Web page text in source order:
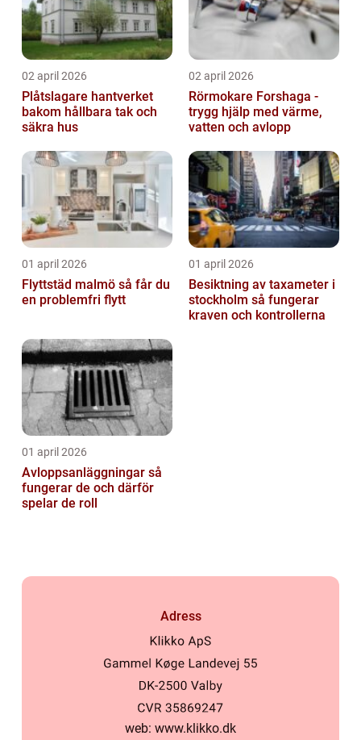
02 april 2026
Plåtslagare hantverket
bakom hållbara tak och
säkra hus
02 april 2026
Rörmokare Forshaga -
trygg hjälp med värme,
vatten och avlopp
01 april 2026
Flyttstäd malmö så får du
en problemfri flytt
01 april 2026
Besiktning av taxameter i
stockholm så fungerar
kraven och kontrollerna
01 april 2026
Avloppsanläggningar så
fungerar de och därför
spelar de roll
Adress
web: www.klikko.dk